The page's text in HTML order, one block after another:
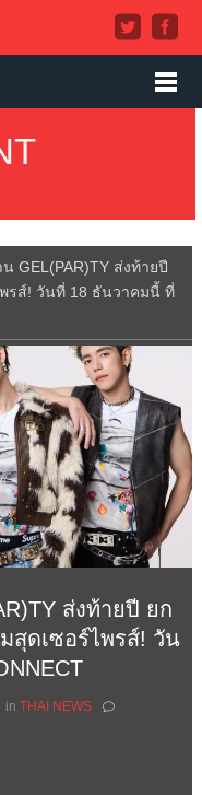
GEL(PAR)TY ส่งท้ายปี
รส์! วันที่ 18 ธันวาคมนี้ ที่
ส่งท้ายปี ยก
สุดเซอร์ไพรส์! วัน
in THAI NEWS